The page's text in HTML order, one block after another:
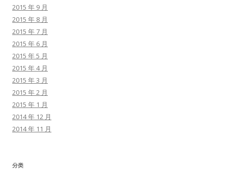
2015 年 9 月
2015 年 8 月
2015 年 7 月
2015 年 6 月
2015 年 5 月
2015 年 4 月
2015 年 3 月
2015 年 2 月
2015 年 1 月
2014 年 12 月
2014 年 11 月
分类